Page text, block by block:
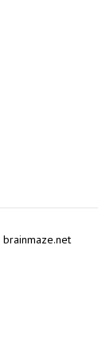
brainmaze.net